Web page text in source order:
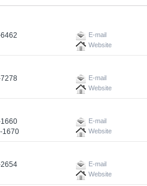
E-mail
Website
E-mail
Website
E-mail
1670 Website
E-mail
Website